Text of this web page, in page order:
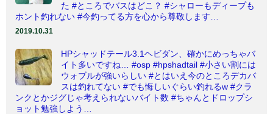
た #ところでバスはどこ？ #シャローもディープも
ホント釣れない #今釣ってる方を心から尊敬します…
2019.10.31
HPシャッドテール3.1ヘビダン、確かにめっちゃバ
イト多いですね… #osp #hpshadtail #小さい割には
ウォブルが強いらしい #とはいえ今のところデカバ
スは釣れてない #でも悔しいぐらい釣れるw #クラ
ンクとかジグじゃ考えられないバイト数 #ちゃんとドロップシ
ョット勉強しよう…